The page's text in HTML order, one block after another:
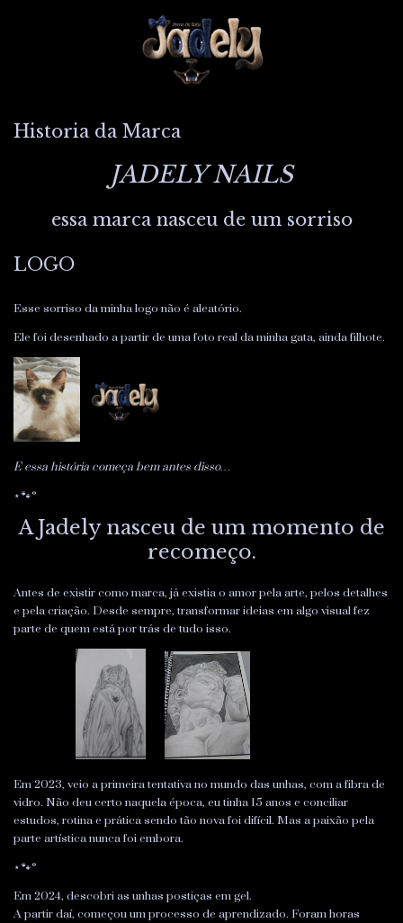
Historia da Marca
JADELY NAILS
essa marca nasceu de um sorriso
LOGO
Esse sorriso da minha logo não é aleatório.
Ele foi desenhado a partir de uma foto real da minha gata, ainda filhote.
E essa história começa bem antes disso…
⋆🐾°
A Jadely nasceu de um momento de
recomeço.
Antes de existir como marca, já existia o amor pela arte, pelos detalhes
e pela criação. Desde sempre, transformar ideias em algo visual fez
parte de quem está por trás de tudo isso.
Em 2023, veio a primeira tentativa no mundo das unhas, com a fibra de
vidro. Não deu certo naquela época, eu tinha 15 anos e conciliar
estudos, rotina e prática sendo tão nova foi difícil. Mas a paixão pela
parte artística nunca foi embora.
⋆🐾°
Em 2024, descobri as unhas postiças em gel.
A partir daí, começou um processo de aprendizado. Foram horas